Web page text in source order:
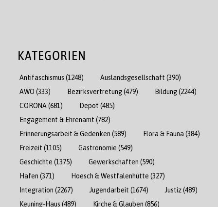
KATEGORIEN
Antifaschismus (1248) Auslandsgesellschaft (390)
AWO (333) Bezirksvertretung(479) Bildung(2244)
CORONA (681) Depot (485)
Engagement & Ehrenamt (782)
Erinnerungsarbeit & Gedenken (589) Flora & Fauna (384)
Freizeit (1105) Gastronomie (549)
Geschichte (1375) Gewerkschaften (590)
Hafen (371) Hoesch & Westfalenhütte (327)
Integration (2267) Jugendarbeit (1674) Justiz(489)
Keuning-Haus (489) Kirche & Glauben (856)